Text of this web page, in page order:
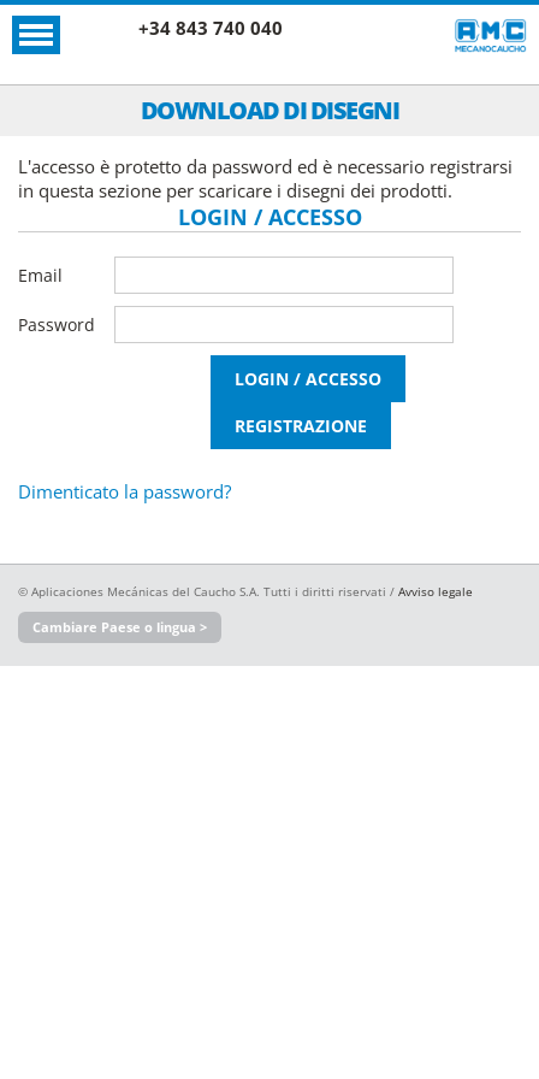
+34 843 740 040
DOWNLOAD DI DISEGNI
L'accesso è protetto da password ed è necessario registrarsi
in questa sezione per scaricare i disegni dei prodotti.
LOGIN / ACCESSO
Email
Password
Dimenticato la password?
© Aplicaciones Mecánicas del Caucho S.A. Tutti i diritti riservati / Avviso legale
Cambiare Paese o lingua >